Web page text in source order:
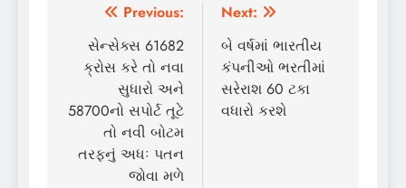
Post
navigation
Previous:
સેન્સેક્સ 61682
ક્રોસ કરે તો નવા
સુધારો અને
58700નો સપોર્ટ તૂટે
તો નવી બોટમ
તરફનું અધઃ પતન
જોવા મળે
Next:
બે વર્ષમાં ભારતીય
કંપનીઓ ભરતીમાં
સરેરાશ 60 ટકા
વધારો કરશે